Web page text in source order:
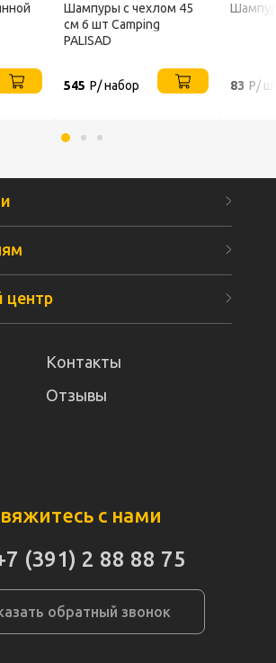
Шампуры с чехлом 45
см 6 шт Camping
PALISAD
545 Р/ набор 83 Р/
центр
Контакты
Отзывы
с нами
(391) 2 88 88 75
обратный звонок